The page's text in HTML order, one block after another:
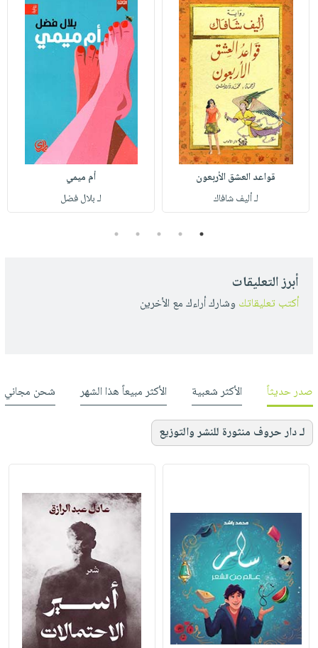
قواعد العشق الأربعون
لـ أليف شافاك
أم ميمي
لـ بلال فضل
1
2
3
4
5
أبرز التعليقات
أكتب تعليقاتك وشارك أراءك مع الأخرين
صدر حديثاً الأكثر شعبية الأكثر مبيعاً هذا الشهر شحن مجاني
لـ دار حروف منثورة للنشر والتوزيع